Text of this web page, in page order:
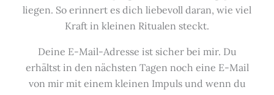
liegen. So erinnert es dich liebevoll daran, wie viel
Kraft in kleinen Ritualen steckt.
Deine E-Mail-Adresse ist sicher bei mir. Du
erhältst in den nächsten Tagen noch eine E-Mail
von mir mit einem kleinen Impuls und wenn du